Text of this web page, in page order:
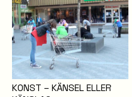
KONST – KÄNSEL ELLER